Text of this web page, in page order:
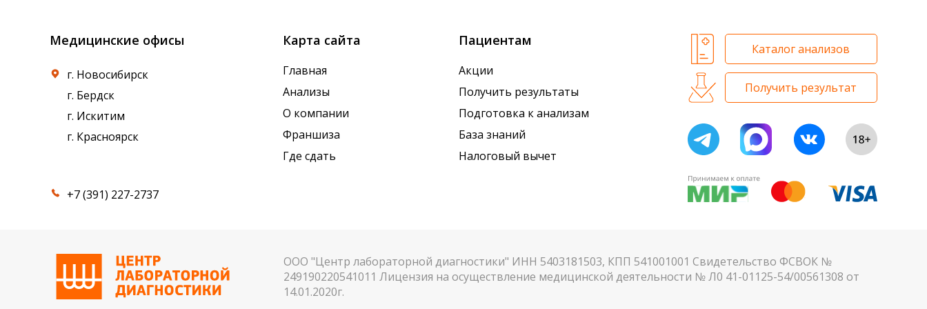
Медицинские офисы
г. Новосибирск
г. Бердск
г. Искитим
г. Красноярск
+7 (391) 227-2737
Карта сайта
Главная
Анализы
О компании
Франшиза
Где сдать
Пациентам
Акции
Получить результаты
Подготовка к анализам
База знаний
Налоговый вычет
Каталог анализов
Получить результат
ООО "Центр лабораторной диагностики" ИНН 5403181503, КПП 541001001 Свидетельство ФСВОК №
249190220541011 Лицензия на осуществление медицинской деятельности № Л0 41-01125-54/00561308 от
14.01.2020г.